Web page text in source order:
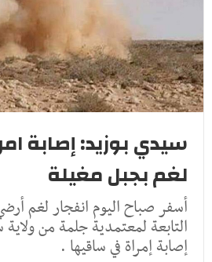
سيدي بوزيد: إصابة
لغم بجبل مغيلة
أسفر صباح اليوم انفجار لغم
التابعة لمعتمدية جلمة من
إصابة إمراة في ساقيها .